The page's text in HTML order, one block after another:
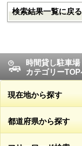
検索結果一覧に戻る
時間貸し駐車場
カテゴリー
現在地から探す
都道府県から探す